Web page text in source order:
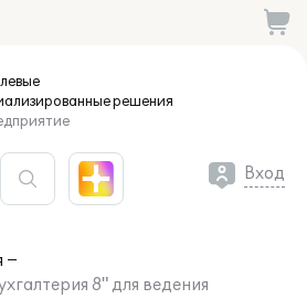
решения
Вход
8" для ведения